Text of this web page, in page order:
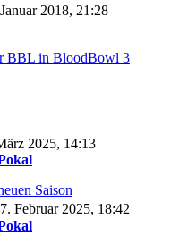
2018, 21:28
BBL in BloodBowl 3
2025, 14:13
Saison
Februar 2025, 18:42